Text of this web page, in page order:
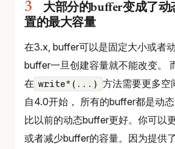
大部分的buffer变成了动
置的最大容量
在3.x, buffer可以是固定大小或者
buffer一旦创建容量就不能改变。
在 write*(...) 方法需要更多空
自4.0开始， 所有的buffer都是动
比以前的动态buffer更好。你可以
或者减少buffer的容量。因为提供